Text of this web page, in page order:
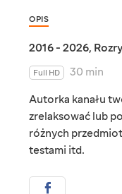
OPIS
2016 - 2026,
Full HD
30 min
Autorka kanału
zrelaksować lub
różnych
testami itd.